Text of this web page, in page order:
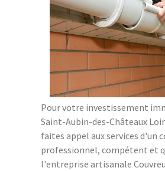
Pour votre investissement
Saint-Aubin-des-Châteaux
faites appel aux services d'un
professionnel, compétent et
l'entreprise artisanale